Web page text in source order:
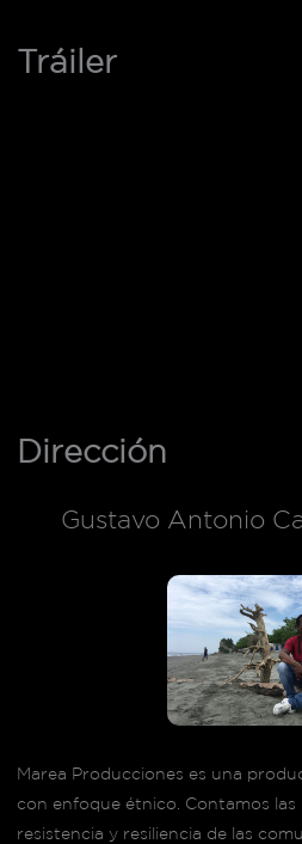
Tráiler
Dirección
Gustavo Antonio
Marea Producciones es una
con enfoque étnico. Contamos las
resistencia y resiliencia de las